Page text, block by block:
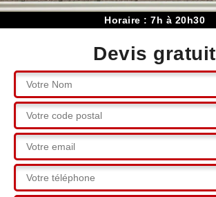
Horaire : 7h à 20h30
Devis gratuit